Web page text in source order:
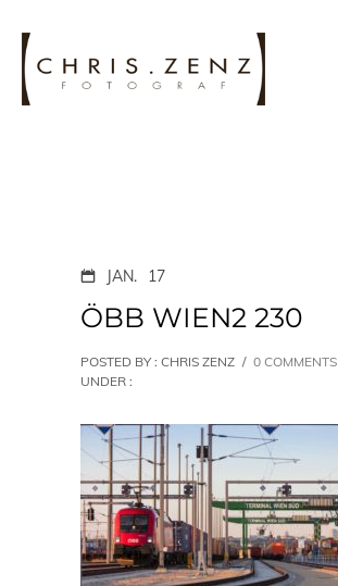
JAN. 17
ÖBB WIEN2 230
POSTED BY : CHRIS ZENZ / 0 COMMENTS
UNDER :